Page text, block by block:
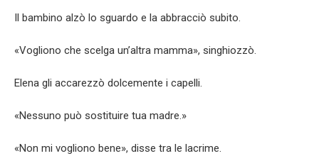
Il bambino alzò lo sguardo e la abbracciò subito.
«Vogliono che scelga un’altra mamma», singhiozzò.
Elena gli accarezzò dolcemente i capelli.
«Nessuno può sostituire tua madre.»
«Non mi vogliono bene», disse tra le lacrime.